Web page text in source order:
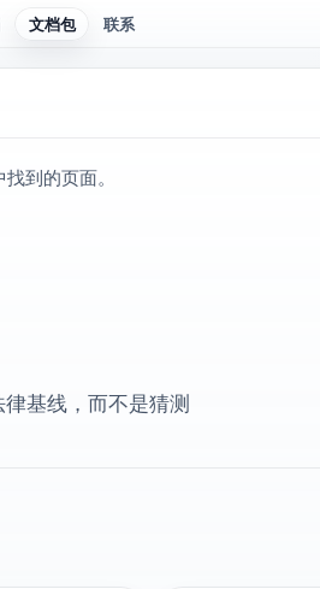
文档包 联系
到的页面。
基线，而不是猜测